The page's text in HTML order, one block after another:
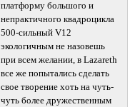
платформу большого и
непрактичного квадроцикла
500-сильный V12
экологичным не назовешь
при всем желании, в Lazareth
все же попытались сделать
свое творение хоть на чуть-
чуть более дружественным